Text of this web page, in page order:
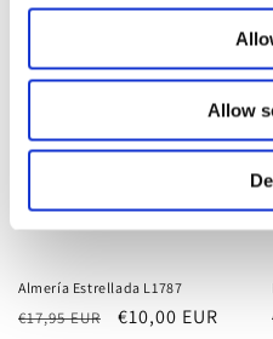
Allow
Almería Estrellada L1787
Precio
€17,95 EUR
Precio
€10,00 EUR